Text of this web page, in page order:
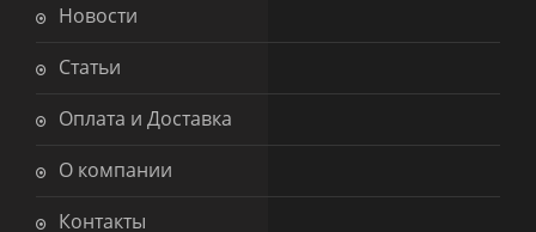
Новости
Статьи
Оплата и Доставка
О компании
Контакты